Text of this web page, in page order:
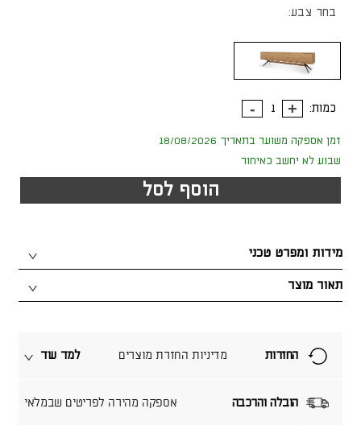
בחר צבע:
כמות:
זמן אספקה משוער בתאריך 18/08/2026
שבוע לא יחשב כאיחור
הוסף לסל
תאור מוצר
מידות ומפרט טכני
הובלה והרכבה אספקה מהירה לפריטים שבמלאי
החזרות מדיניות החזרת מוצרים למד עוד